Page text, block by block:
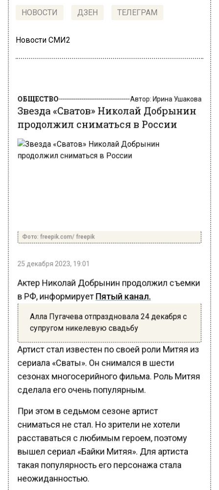
НОВОСТИ ДЗЕН ТЕЛЕГРАМ
Новости СМИ2
Звезда «Сватов» Николай Добрынин
продолжил сниматься в России
25 декабря 2023, 19:01
Актер Николай Добрынин продолжил съемки
в РФ, информируетПятый канал.
Алла Пугачева отпраздновала 24 декабря с
супругом никелевую свадьбу
Артист стал известен по своей роли Митяя из
сериала «Сваты». Он снимался в шести
сезонах многосерийного фильма. Роль Митяя
сделала его очень популярным.
При этом в седьмом сезоне артист
сниматься не стал. Но зрители не хотели
расставаться с любимым героем, поэтому
вышел сериал «Байки Митяя». Для артиста
такая популярность его персонажа стала
неожиданностью.